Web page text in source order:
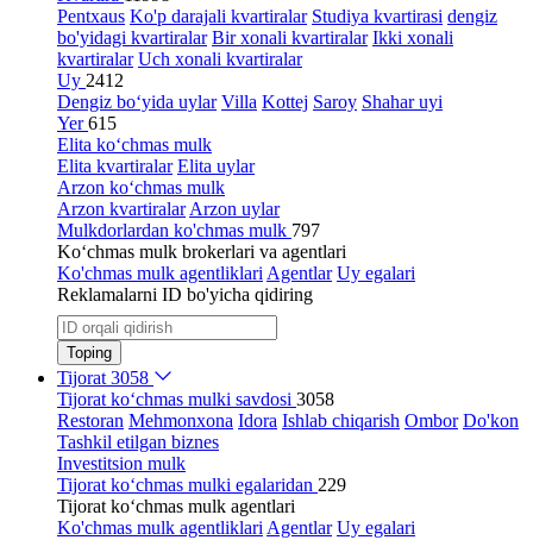
Pentxaus Ko'p darajali kvartiralar Studiya kvartirasi dengiz
bo'yidagi kvartiralar Bir xonali kvartiralar Ikki xonali
kvartiralar Uch xonali kvartiralar
Uy 2412
Dengiz bo‘yida uylar Villa Kottej Saroy Shahar uyi
Yer615
Elita ko‘chmas mulk
Elita kvartiralar Elita uylar
Arzon ko‘chmas mulk
Arzon kvartiralar Arzon uylar
Mulkdorlardan ko'chmas mulk 797
Ko‘chmas mulk brokerlari va agentlari
Ko'chmas mulk agentliklari Agentlar Uy egalari
Reklamalarni ID bo'yicha qidiring
Toping
Tijorat 3058
Tijorat ko‘chmas mulki savdosi 3058
Restoran Mehmonxona Idora Ishlab chiqarish Ombor Do'kon
Tashkil etilgan biznes
Investitsion mulk
Tijorat ko‘chmas mulki egalaridan 229
Tijorat ko‘chmas mulk agentlari
Ko'chmas mulk agentliklari Agentlar Uy egalari